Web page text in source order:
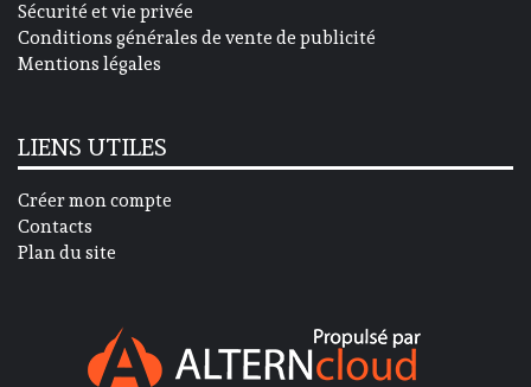
Sécurité et vie privée
Conditions générales de vente de publicité
Mentions légales
LIENS UTILES
Créer mon compte
Contacts
Plan du site